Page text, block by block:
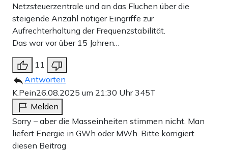
Netzsteuerzentrale und an das Fluchen über die
steigende Anzahl nötiger Eingriffe zur
Aufrechterhaltung der Frequenzstabilität.
Das war vor über 15 Jahren…
11
Antworten
K.Pein26.08.2025 um 21:30 Uhr345T
Melden
Sorry – aber die Masseinheiten stimmen nicht. Man
liefert Energie in GWh oder MWh. Bitte korrigiert
diesen Beitrag